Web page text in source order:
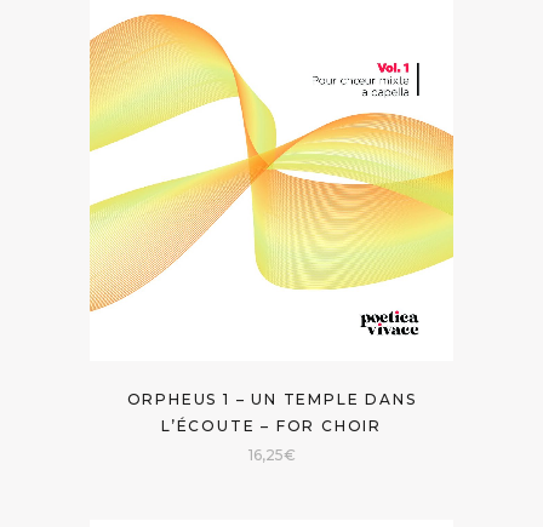
ORPHEUS 1 – UN TEMPLE DANS
L’ÉCOUTE – FOR CHOIR
16,25€